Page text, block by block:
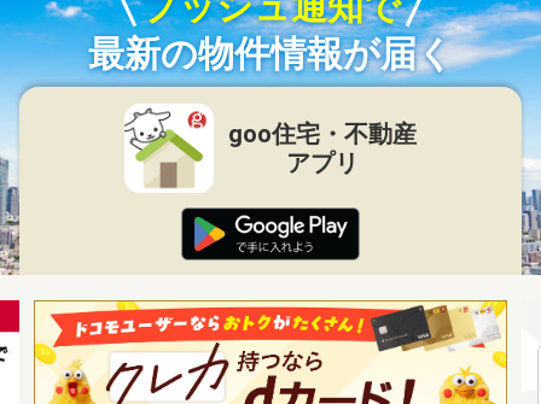
最新の物件情報が届く
goo住宅・不動産
アプリ